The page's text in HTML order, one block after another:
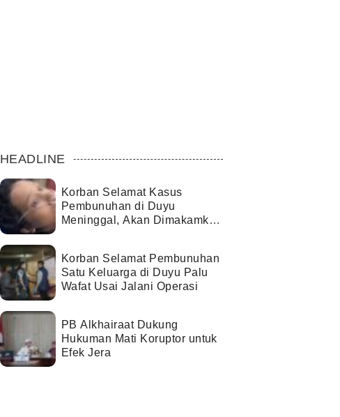
HEADLINE
Korban Selamat Kasus
Pembunuhan di Duyu
Meninggal, Akan Dimakamkan
Korban Selamat Pembunuhan
Satu Keluarga di Duyu Palu
Wafat Usai Jalani Operasi
PB Alkhairaat Dukung
Hukuman Mati Koruptor untuk
Efek Jera